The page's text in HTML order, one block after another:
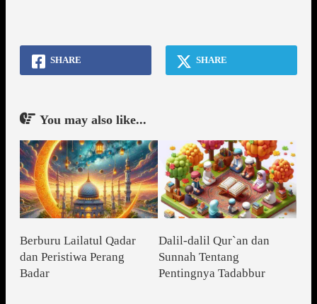
SHARE SHARE
You may also like...
Berburu Lailatul Qadar
dan Peristiwa Perang
Badar
Dalil-dalil Qur`an dan
Sunnah Tentang
Pentingnya Tadabbur